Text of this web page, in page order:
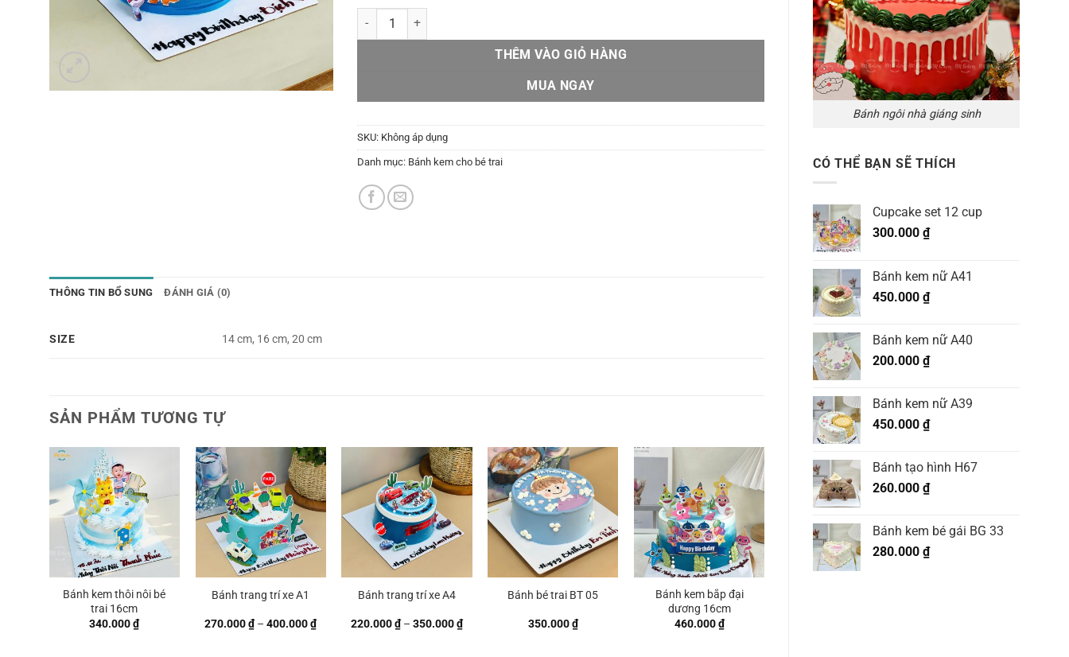
Bánh ngôi nhà giáng sinh
CÓ THỂ BẠN SẼ THÍCH
Cupcake set 12 cup
300.000 ₫
Bánh kem nữ A41
450.000 ₫
Bánh kem nữ A40
200.000 ₫
Bánh kem nữ A39
450.000 ₫
Bánh tạo hình H67
260.000 ₫
Bánh kem bé gái BG 33
280.000 ₫
Bánh kem bé trai BT 10 số lượng
THÊM VÀO GIỎ HÀNG
MUA NGAY
SKU: Không áp dụng
Danh mục: Bánh kem cho bé trai
THÔNG TIN BỔ SUNG ĐÁNH GIÁ (0)
SIZE 14 cm, 16 cm, 20 cm
SẢN PHẨM TƯƠNG TỰ
Bánh kem thôi nôi bé
trai 16cm
340.000₫
Bánh trang trí xe A1
270.000₫ – 400.000₫Khoảng
giá:
Bánh trang trí xe A4
220.000₫ – 350.000₫Khoảng
giá:
Bánh bé trai BT 05
350.000₫
Bánh kem bắp đại
dương 16cm
460.000₫